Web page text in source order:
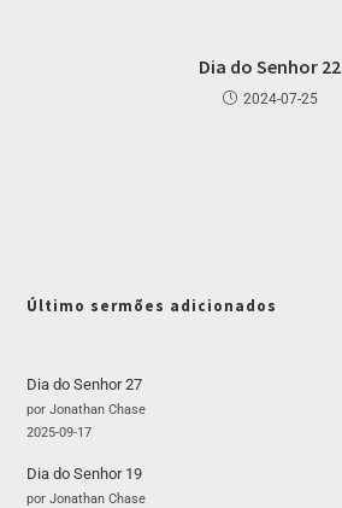
Dia do Senhor 22
2024-07-25
Último sermões adicionados
Dia do Senhor 27
por Jonathan Chase
2025-09-17
Dia do Senhor 19
por Jonathan Chase